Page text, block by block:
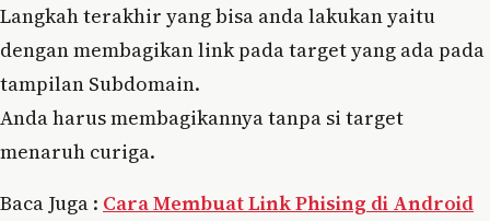
Langkah terakhir yang bisa anda lakukan yaitu
dengan membagikan link pada target yang ada pada
tampilan Subdomain.
Anda harus membagikannya tanpa si target
menaruh curiga.
Baca Juga : Cara Membuat Link Phising di Android